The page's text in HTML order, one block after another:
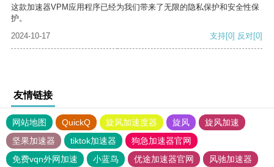
这款加速器VPM应用程序已经为我们带来了无限的隐私保护和安全性保
护。
2024-10-17
支持[0] 反对[0]
友情链接
网站地图 QuickQ 旋风加速度器 旋风
旋风加速
坚果加速器
tiktok加速器
狗急加速器官网
免费vqn外网加速
小蓝鸟 优途加速器官网
风驰加速器